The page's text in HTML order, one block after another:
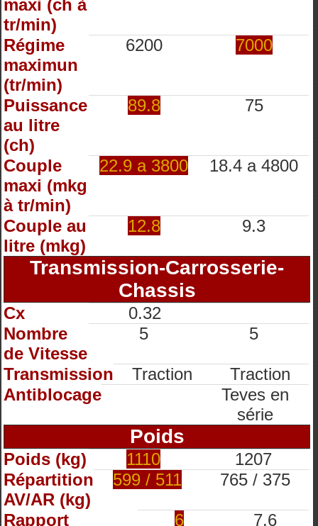
maxi (ch à
tr/min)
Régime
maximun
(tr/min)
6200 7000
Puissance
au litre
(ch)
89.8 75
Couple
maxi (mkg
à tr/min)
22.9 a 3800 18.4 a 4800
Couple au
litre (mkg)
12.8 9.3
Transmission-Carrosserie-
Chassis
Cx
0.32
Nombre
de Vitesse
5 5
Transmission Traction
Traction
Antiblocage
Teves en
série
Poids
Poids (kg) 1110
1207
Répartition
AV/AR (kg)
599 / 511 765 / 375
Rapport 6 7.6